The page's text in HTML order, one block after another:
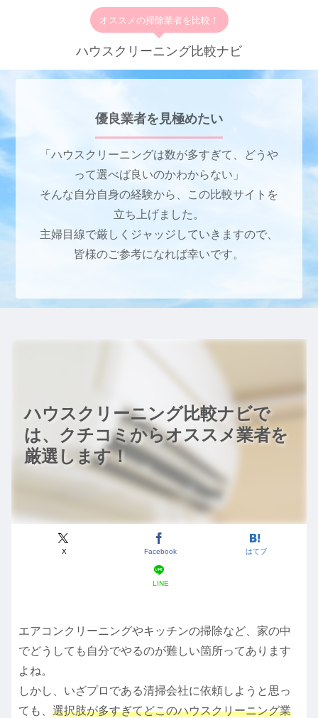
オススメの掃除業者を比較！
ハウスクリーニング比較ナビ
優良業者を見極めたい
「ハウスクリーニングは数が多すぎて、どうや
って選べば良いのかわからない」
そんな自分自身の経験から、この比較サイトを
立ち上げました。
主婦目線で厳しくジャッジしていきますので、
皆様のご参考になれば幸いです。
ハウスクリーニング比較ナビで
は、クチコミからオススメ業者を
厳選します！
X Facebook はてブ
LINE
エアコンクリーニングやキッチンの掃除など、家の中
でどうしても自分でやるのが難しい箇所ってあります
よね。
しかし、いざプロである清掃会社に依頼しようと思っ
ても、 選択肢が多すぎてどこのハウスクリーニング業